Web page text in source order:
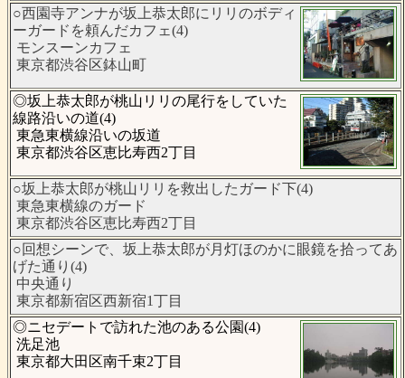
○西園寺アンナが坂上恭太郎にリリのボディ
ーガードを頼んだカフェ(4)
モンスーンカフェ
東京都渋谷区鉢山町
◎坂上恭太郎が桃山リリの尾行をしていた
線路沿いの道(4)
東急東横線沿いの坂道
東京都渋谷区恵比寿西2丁目
○坂上恭太郎が桃山リリを救出したガード下(4)
東急東横線のガード
東京都渋谷区恵比寿西2丁目
○回想シーンで、坂上恭太郎が月灯ほのかに眼鏡を拾ってあ
げた通り(4)
中央通り
東京都新宿区西新宿1丁目
◎ニセデートで訪れた池のある公園(4)
洗足池
東京都大田区南千束2丁目